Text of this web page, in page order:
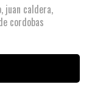
, juan caldera,
cordobas